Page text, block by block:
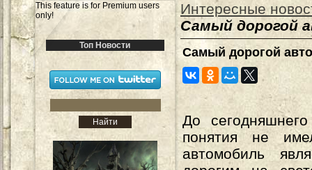
This feature is for Premium users
only!
Топ Новости
Интересные
Самый дорогой
Самый дорогой
До
понятия не
автомобиль